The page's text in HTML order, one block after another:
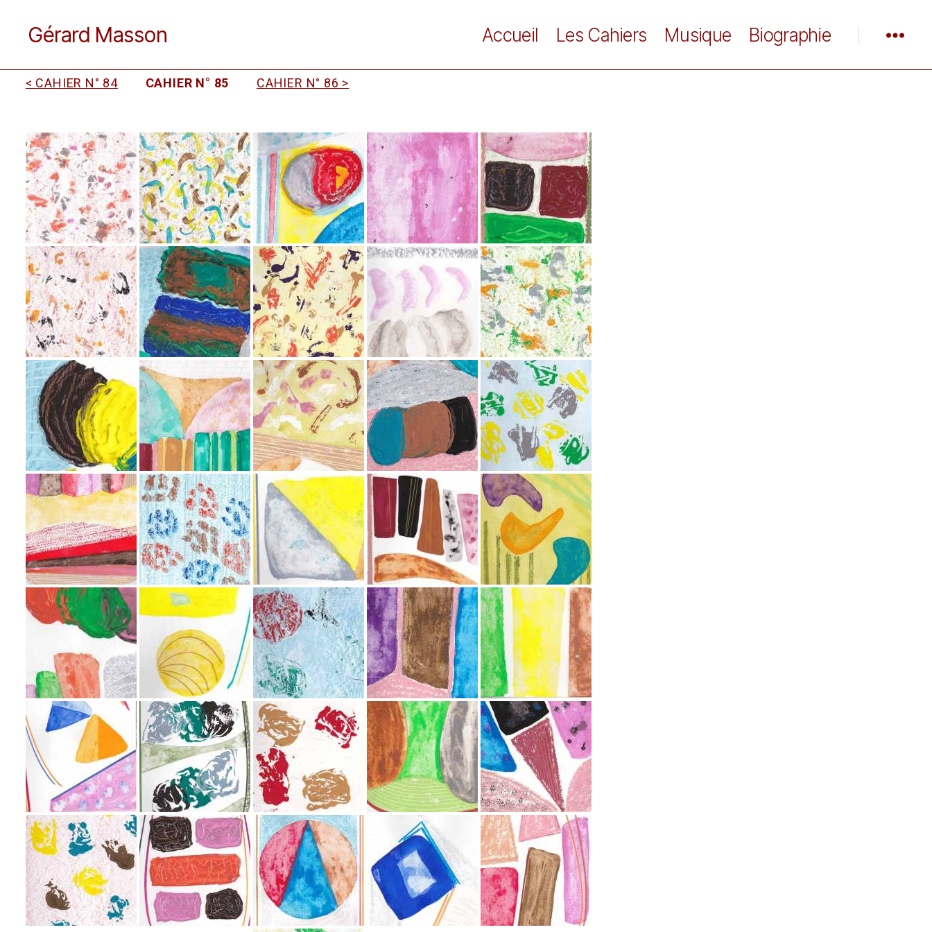
Gérard Masson Accueil Les Cahiers Musique Biographie
< CAHIER N° 84 CAHIER N° 85 CAHIER N° 86 >